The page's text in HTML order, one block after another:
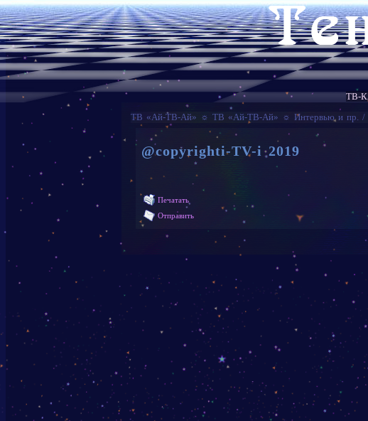
ТВ-
ТВ «Ай-ТВ-Ай» ☼ ТВ «Ай-ТВ-Ай» ☼ Интервью и пр. /
@copyrighti-TV-i 2019
Печатать
Отправить